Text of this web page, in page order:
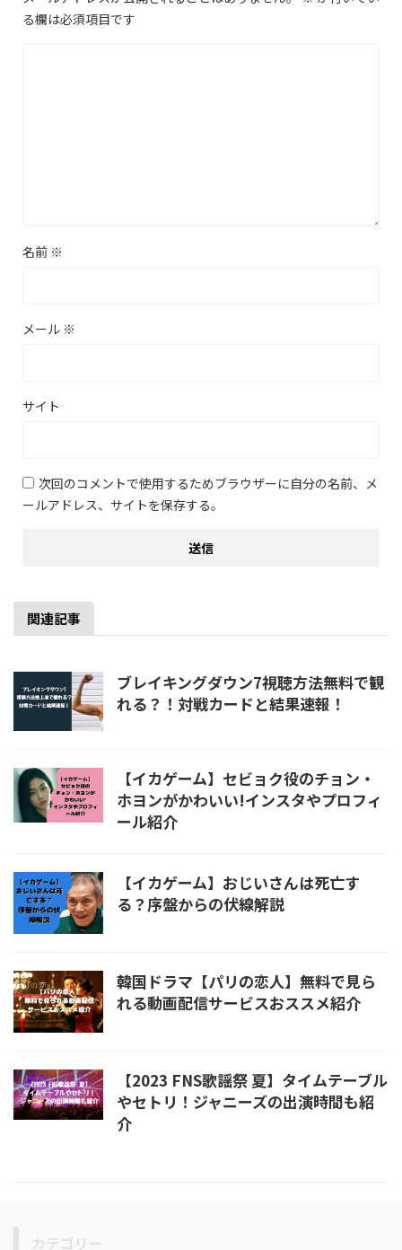
る欄は必須項目です
名前 ※
メール ※
サイト
次回のコメントで使用するためブラウザーに自分の名前、メ
ールアドレス、サイトを保存する。
関連記事
ブレイキングダウン7視聴方法無料で観
れる？！対戦カードと結果速報！
【イカゲーム】セビョク役のチョン・
ホヨンがかわいい!インスタやプロフィ
ール紹介
【イカゲーム】おじいさんは死亡す
る？序盤からの伏線解説
韓国ドラマ【パリの恋人】無料で見ら
れる動画配信サービスおススメ紹介
【2023 FNS歌謡祭 夏】タイムテーブル
やセトリ！ジャニーズの出演時間も紹
介